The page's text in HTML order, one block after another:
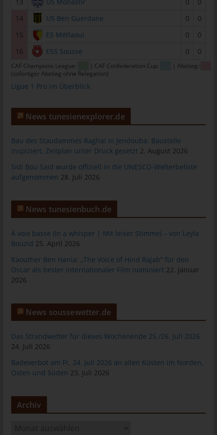
14
US Ben Guerdane 0
0
15
ES Métlaoui 0
0
16
ESS Sousse 0 0
CAF Champions League: | CAF Confederation Cup:
| Abstieg::
(sofortiger Abstieg ohne Relegation)
Ligue 1 Pro im Überblick
News tunesienexplorer.de
Bau des Staudammes Raghai in Jendouba: Baustelle
inspiziert, Zeitplan unter Druck gesetzt 2. August 2026
Sidi Bou Said wurde offiziell in die UNESCO-Welterbeliste
aufgenommen 28. Juli 2026
News tunesienbuch.de
À voix basse (In a whisper | Mit leiser Stimme) – von Leyla
Bouzid 25. April 2026
Kaouther Ben Hania: „The Voice of Hind Rajab“ für den
Oscar als bester internationaler Film nominiert 22. Januar
2026
News soussewetter.de
Das Strandwetter für dieses Wochenende 25./26. Juli 2026
24. Juli 2026
Badeverbot am Fr, 24. Juli 2026 an allen Küsten im Norden,
Osten und Süden 23. Juli 2026
Archiv
tunesienfussball.de
Uwe Wassenberg
Rue 2 Mars
4022 Akouda - Tunesien
Telefon: +216 216 16 616
E-Mail:
Cookies
Die Internetseiten verwenden Cookies. Cookies sind
Textdateien, welche über einen Internetbrowser auf einem
Computersystem abgelegt und gespeichert werden.
Zahlreiche Internetseiten und Server verwenden Cookies. Viele
Cookies enthalten eine sogenannte Cookie-ID. Eine Cookie-ID
konkreten Internetbrowser zugeordnet werden können, in dem
das Cookie gespeichert wurde. Dies ermöglicht es den
besuchten Internetseiten und Servern, den individuellen
Browser der betroffenen Person von anderen Internetbrowsern,
die andere Cookies enthalten, zu unterscheiden. Ein bestimmter
Internetbrowser kann über die eindeutige Cookie-ID
wiedererkannt und identifiziert werden.
die Cookie-Setzung nicht möglich wären.
auf unserer Internetseite im Sinne des Benutzers optimiert
werden. Cookies ermöglichen uns, wie bereits erwähnt, die
Wiedererkennung ist es, den Nutzern die Verwendung unserer
Internetseite zu erleichtern. Der Benutzer einer Internetseite, die
Besuch der Internetseite erneut seine Zugangsdaten eingeben,
weil dies von der Internetseite und dem auf dem